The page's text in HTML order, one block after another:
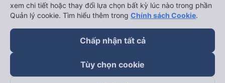
xem chi tiết hoặc thay đổi lựa chọn bất kỳ lúc nào trong phần
Quản lý cookie. Tìm hiểu thêm trong Chính sách Cookie.
Chấp nhận tất cả
Tùy chọn cookie